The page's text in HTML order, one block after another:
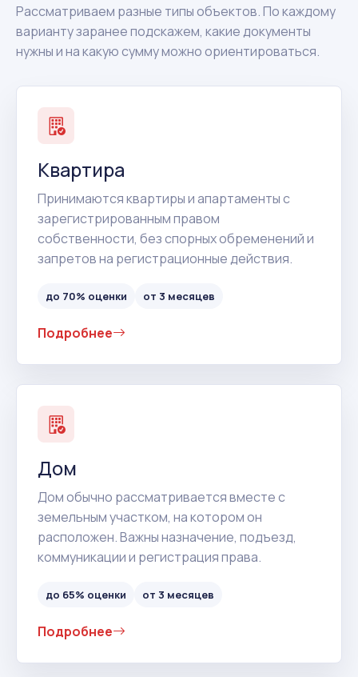
Рассматриваем разные типы объектов. По каждому
варианту заранее подскажем, какие документы
нужны и на какую сумму можно ориентироваться.
Квартира
Принимаются квартиры и апартаменты с
зарегистрированным правом
собственности, без спорных обременений и
запретов на регистрационные действия.
до 70% оценки от 3 месяцев
Подробнее
Дом
Дом обычно рассматривается вместе с
земельным участком, на котором он
расположен. Важны назначение, подъезд,
коммуникации и регистрация права.
до 65% оценки от 3 месяцев
Подробнее